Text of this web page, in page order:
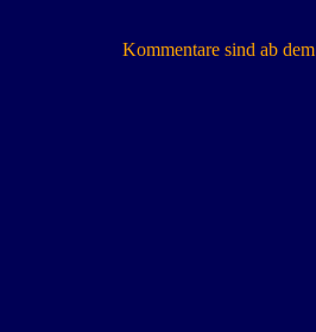
Kommentare sind ab